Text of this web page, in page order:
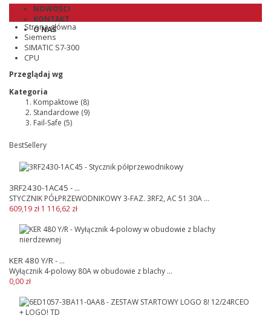
NOWOŚCI
KONTAKT
O NAS
Strona główna
Siemens
SIMATIC S7-300
CPU
Przeglądaj wg
Kategoria
Kompaktowe (8)
Standardowe (9)
Fail-Safe (5)
BestSellery
3RF2430-1AC45 - ...
STYCZNIK PÓŁPRZEWODNIKOWY 3-FAZ. 3RF2, AC 51 30A ...
609,19 zł 1 116,62 zł
KER 480 Y/R - ...
Wyłącznik 4-polowy 80A w obudowie z blachy ...
0,00 zł